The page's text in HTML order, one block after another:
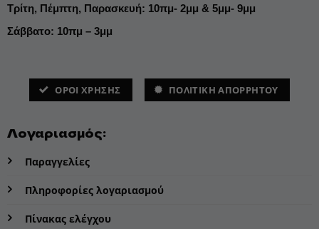
Τρίτη, Πέμπτη, Παρασκευή: 10πμ- 2μμ & 5μμ- 9μμ
Σάββατο: 10πμ – 3μμ
ΌΡΟΙ ΧΡΗΣΗΣ ΠΟΛΙΤΙΚΗ ΑΠΟΡΡΗΤΟΥ
Λογαριασμός:
Παραγγελίες
Πληροφορίες λογαριασμού
Πίνακας ελέγχου